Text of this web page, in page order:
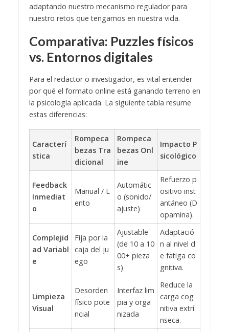
adaptando nuestro mecanismo regulador para
nuestro retos que tengamos en nuestra vida.
Comparativa: Puzzles físicos
vs. Entornos digitales
Para el redactor o investigador, es vital entender
por qué el formato online está ganando terreno en
la psicología aplicada. La siguiente tabla resume
estas diferencias:
Caracterí
stica
Rompeca
bezas Tra
dicional
Rompeca
bezas Onl
ine
Impacto P
sicológico
Feedback
Inmediat
o
Manual / L
ento
Automátic
o (sonido/
ajuste)
Refuerzo p
ositivo inst
antáneo (D
opamina).
Complejid
ad Variabl
e
Fija por la
caja del ju
ego
Ajustable
(de 10 a 10
00+ pieza
s)
Adaptació
n al nivel d
e fatiga co
gnitiva.
Limpieza
Visual
Desorden
físico pote
ncial
Interfaz lim
pia y orga
nizada
Reduce la
carga cog
nitiva extrí
nseca.